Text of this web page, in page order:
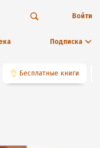
Подписка
Войти
👌 Бесплатные книги